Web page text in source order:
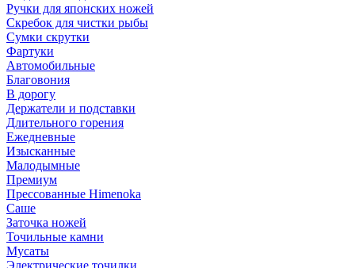
Ручки для японских ножей
Скребок для чистки рыбы
Сумки скрутки
Фартуки
Автомобильные
Благовония
В дорогу
Держатели и подставки
Длительного горения
Ежедневные
Изысканные
Малодымные
Премиум
Прессованные Himenoka
Саше
Заточка ножей
Точильные камни
Мусаты
Электрические точилки